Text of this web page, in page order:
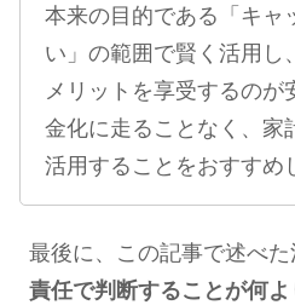
本来の目的である「キャ
い」の範囲で賢く活用し
メリットを享受するのが
金化に走ることなく、家
活用することをおすすめ
最後に、この記事で述べ
責任で判断することが何